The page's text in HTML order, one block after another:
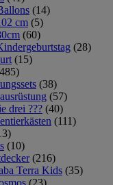
(14)
cm (5)
(60)
(28)
(15)
(38)
(57)
drei ??? (40)
(111)
(10)
(216)
Terra Kids (35)
(23)